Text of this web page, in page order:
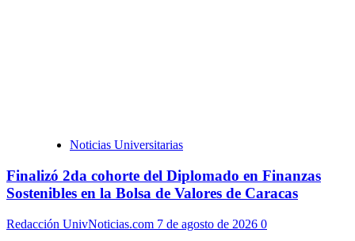
Noticias Universitarias
Finalizó 2da cohorte del Diplomado en Finanzas
Sostenibles en la Bolsa de Valores de Caracas
Redacción UnivNoticias.com 7 de agosto de 2026 0